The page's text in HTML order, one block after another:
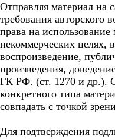
Отправляя материал на
требования авторского
права на
некоммерческих целях,
воспроизведение,
произведения,
ГК РФ. (ст. 1270 и др.).
конкретного типа
совпадать с точкой
Для подтверждения